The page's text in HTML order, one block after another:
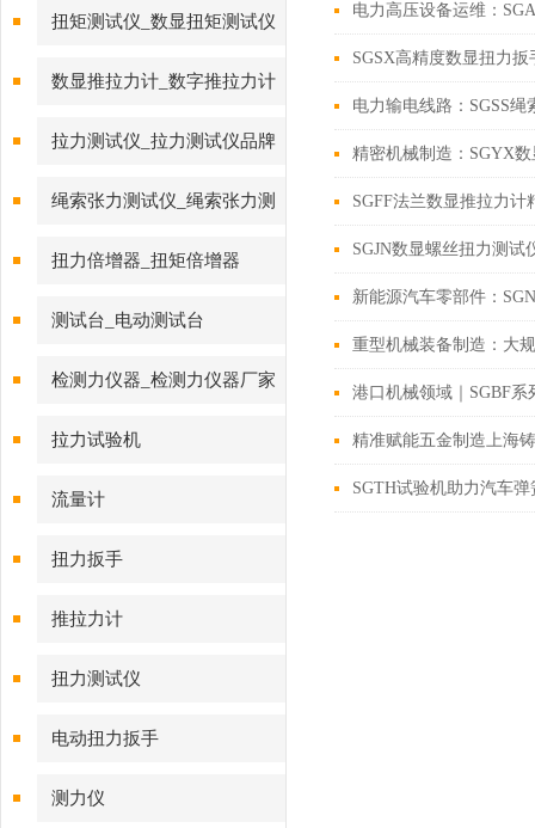
扭矩测试仪_数显扭矩测试仪
数显推拉力计_数字推拉力计
拉力测试仪_拉力测试仪品牌
绳索张力测试仪_绳索张力测
试仪
扭力倍增器_扭矩倍增器
测试台_电动测试台
检测力仪器_检测力仪器厂家
拉力试验机
流量计
扭力扳手
推拉力计
扭力测试仪
电动扭力扳手
测力仪
电力高压设备运维：
SGSX高精度数显扭力
电力输电线路：SGSS
精密机械制造：SGYX
​SGFF法兰数显推拉力
SGJN数显螺丝扭力测
新能源汽车零部件：
重型机械装备制造：大
港口机械领域｜SGBF
精准赋能五金制造上海
SGTH试验机助力汽车